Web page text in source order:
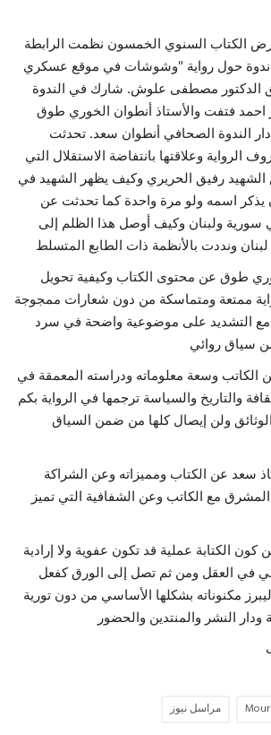
الكتاب السنوي الخمسون نظمت الرابطة
ندوة حول رواية "وشوشات في موقع عسكري
الدكتور مصطفى علوش. شارك في الندوة
احمد فتفت والأستاذ أنطوان الخوري طوق
الندوة الصحافي أنطوان سعد. تحدثت
الرواية وعلاقتها بانتفاضة الاستقلال التي
الشهيد رفيق الحريري وكيف يظهر الشهيد في
يذكر اسمه ولو مرة واحدة كما تحدثت عن
سورية ولبنان وكيف أوصل هذا الظلم إلى
ونددت بالأنظمة ذات الطابع المتسلط
طوق عن محتوى الكتاب وكيفية تحويل
ممتعة ومتماسكة من دون شعارات ممجوجة
مع التشديد على موضوعية واضحة في سرد
سياق روائي
الكاتب وسعة معلوماته ودراسته المعمقة في
والتاريخ والسياسة ترجمها في الرواية بكم
ولن إيصال كلها من ضمن السياق
سعد عن الكتاب ومميزاته وعن الشراكة
المشرق مع الكاتب وعن الشفافية التي تميز
الكتابة عملية قد تكون عفوية ولا إرادية
في العقل ومن ثم تصل إلى الورق كفعل
مكنوناته بشكلها الأساسي من دون تورية
ودار النشر والمنتدين والحضور
مراسل نيوز